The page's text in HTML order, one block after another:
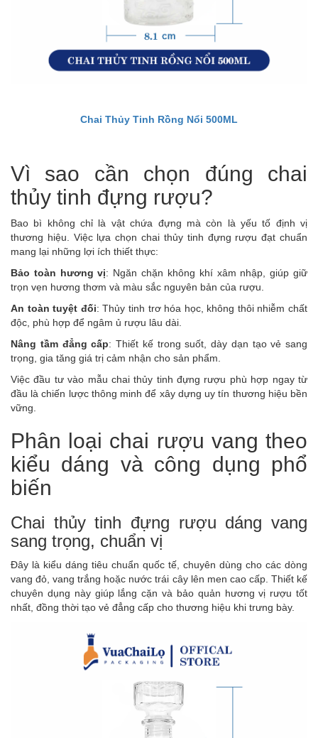
Chai Thủy Tinh Rồng Nổi 500ML
Vì sao cần chọn đúng chai
thủy tinh đựng rượu?
Bao bì không chỉ là vật chứa đựng mà còn là yếu tố định vị
thương hiệu. Việc lựa chọn chai thủy tinh đựng rượu đạt chuẩn
mang lại những lợi ích thiết thực:
Bảo toàn hương vị: Ngăn chặn không khí xâm nhập, giúp giữ
trọn vẹn hương thơm và màu sắc nguyên bản của rượu.
An toàn tuyệt đối: Thủy tinh trơ hóa học, không thôi nhiễm chất
độc, phù hợp để ngâm ủ rượu lâu dài.
Nâng tầm đẳng cấp: Thiết kế trong suốt, dày dạn tạo vẻ sang
trọng, gia tăng giá trị cảm nhận cho sản phẩm.
Việc đầu tư vào mẫu chai thủy tinh đựng rượu phù hợp ngay từ
đầu là chiến lược thông minh để xây dựng uy tín thương hiệu bền
vững.
Phân loại chai rượu vang theo
kiểu dáng và công dụng phổ
biến
Chai thủy tinh đựng rượu dáng vang
sang trọng, chuẩn vị
Đây là kiểu dáng tiêu chuẩn quốc tế, chuyên dùng cho các dòng
vang đỏ, vang trắng hoặc nước trái cây lên men cao cấp. Thiết kế
chuyên dụng này giúp lắng cặn và bảo quản hương vị rượu tốt
nhất, đồng thời tạo vẻ đẳng cấp cho thương hiệu khi trưng bày.